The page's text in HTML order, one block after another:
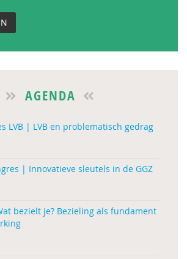
AGENDA
LVB | LVB en problematisch gedrag
| Innovatieve sleutels in de GGZ
bezielt je? Bezieling als fundament